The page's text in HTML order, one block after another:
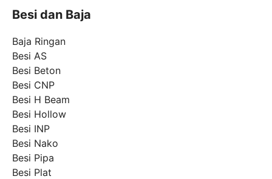
Besi dan Baja
Baja Ringan
Besi AS
Besi Beton
Besi CNP
Besi H Beam
Besi Hollow
Besi INP
Besi Nako
Besi Pipa
Besi Plat